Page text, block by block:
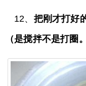
12、 把刚才打好
（是搅拌不是打圈。